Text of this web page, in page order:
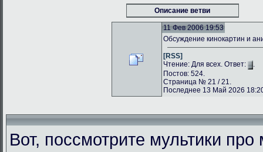
Описание ветви
11 Фев 2006 19:53
Обсуждение кинокартин и
[RSS]
Чтение: Для всех. Ответ:
.
Постов: 524.
Страница № 21 / 21.
Последнее 13 Май 2026
Вот, поссмотрите мультики